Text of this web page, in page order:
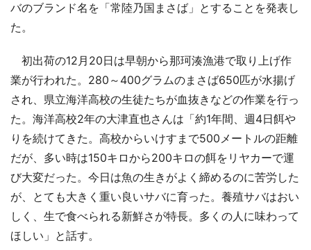
バのブランド名を「常陸乃国まさば」とすることを発表し
た。
初出荷の12月20日は早朝から那珂湊漁港で取り上げ作
業が行われた。280～400グラムのまさば650匹が水揚げ
され、県立海洋高校の生徒たちが血抜きなどの作業を行っ
た。海洋高校2年の大津直也さんは「約1年間、週4日餌や
りを続けてきた。高校からいけすまで500メートルの距離
だが、多い時は150キロから200キロの餌をリヤカーで運
び大変だった。今日は魚の生きがよく締めるのに苦労した
が、とても大きく重い良いサバに育った。養殖サバはおい
しく、生で食べられる新鮮さが特長。多くの人に味わって
ほしい」と話す。